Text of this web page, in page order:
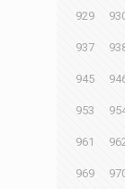
929
937
945
953
961
969